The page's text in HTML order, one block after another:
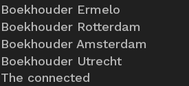
Boekhouder Ermelo
Boekhouder Rotterdam
Boekhouder Amsterdam
Boekhouder Utrecht
The connected